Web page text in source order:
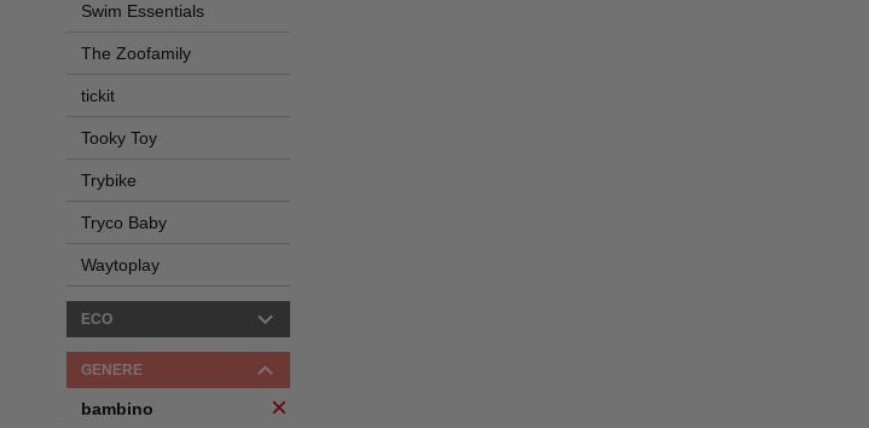
Swim Essentials
The Zoofamily
tickit
Tooky Toy
Trybike
Tryco Baby
Waytoplay
ECO
GENERE
bambino